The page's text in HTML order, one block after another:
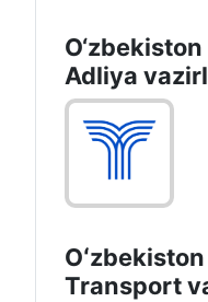
Adliya
Transport